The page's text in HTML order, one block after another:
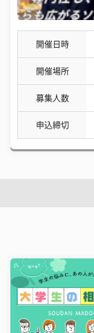
開催日時
開催場所
募集人数
申込締切